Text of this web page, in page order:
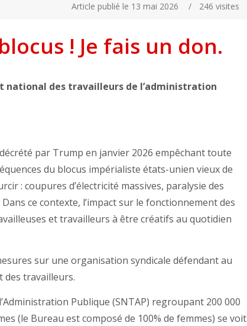
Article publié le 13 mai 2026 / 246 visites
! Je fais un don.
national des travailleurs de l’administration
par Trump en janvier 2026 empêchant toute
du blocus impérialiste états-unien vieux de
: coupures d’électricité massives, paralysie des
ce contexte, l’impact sur le fonctionnement des
et travailleurs à être créatifs au quotidien
sur une organisation syndicale défendant au
des travailleurs.
Publique (SNTAP) regroupant 200 000
(le Bureau est composé de 100% de femmes) se voit